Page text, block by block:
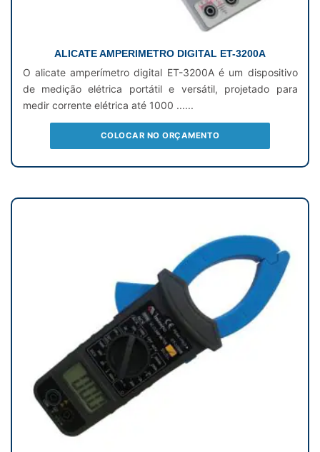
ALICATE AMPERIMETRO DIGITAL ET-3200A
O alicate amperímetro digital ET-3200A é um dispositivo
de medição elétrica portátil e versátil, projetado para
medir corrente elétrica até 1000 ......
COLOCAR NO ORÇAMENTO